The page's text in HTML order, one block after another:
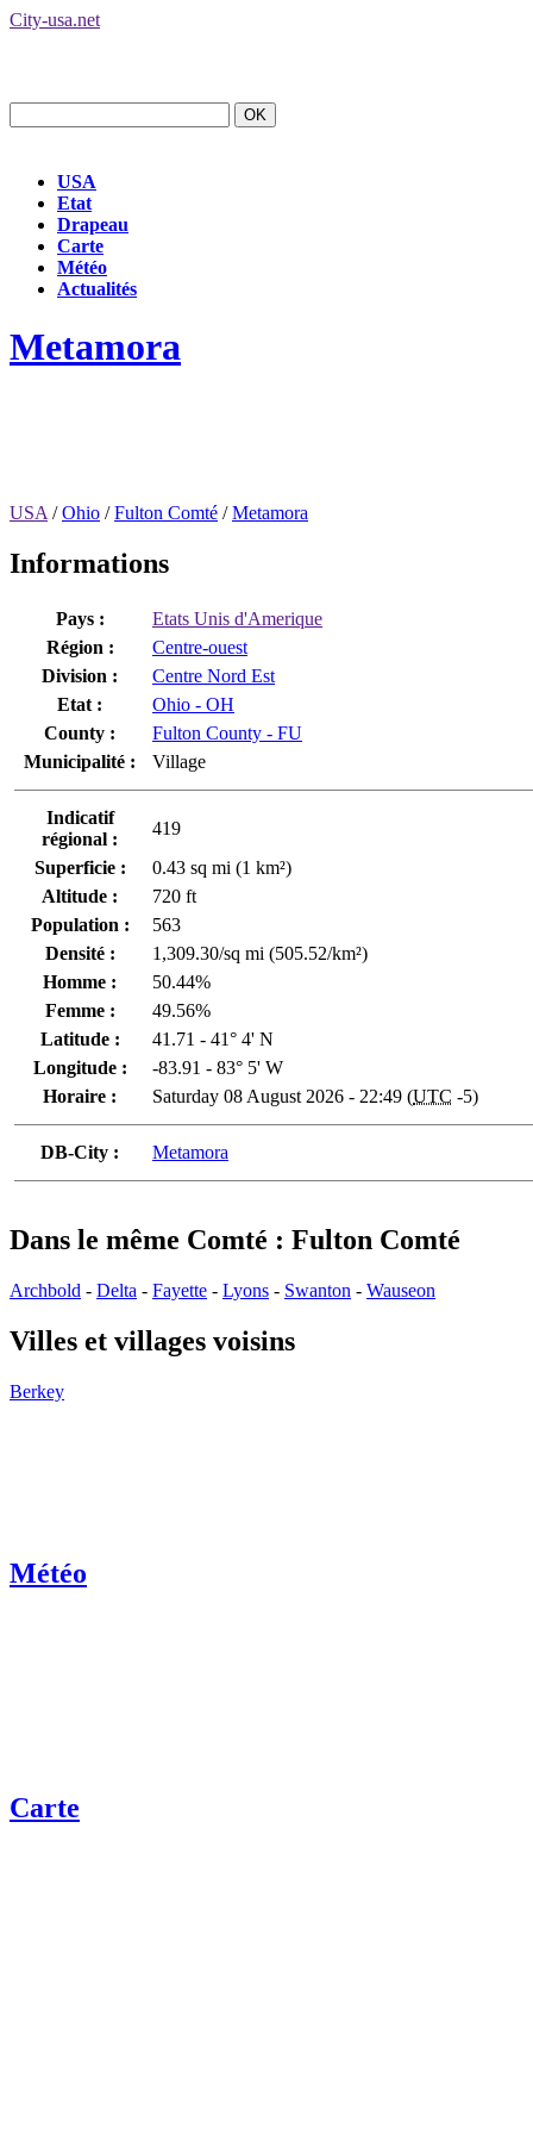
City-usa.net
USA
Etat
Drapeau
Carte
Météo
Actualités
Metamora
USA /Ohio /Fulton Comté /Metamora
Informations
Pays :
Etats Unis d'Amerique
Région :
Centre-ouest
Division :
Centre Nord Est
Etat :
Ohio - OH
County :
Fulton County - FU
Municipalité :
Village
Indicatif
régional :
419
Superficie :
0.43 sq mi (1 km²)
Altitude :
720 ft
Population :
563
Densité :
1,309.30/sq mi (505.52/km²)
Homme :
50.44%
Femme :
49.56%
Latitude :
41.71 - 41° 4' N
Longitude :
-83.91 - 83° 5' W
Horaire :
Saturday 08 August 2026 - 22:49 (UTC -5)
DB-City : Metamora
Dans le même Comté : Fulton Comté
Archbold - Delta - Fayette - Lyons - Swanton - Wauseon
Villes et villages voisins
Berkey
Météo
Carte